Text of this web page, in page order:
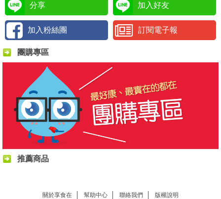
分享 加入好友
加入粉絲團 訂閱電子報
團購專區
推薦商品
關於享食在 幫助中心 聯絡我們 版權說明